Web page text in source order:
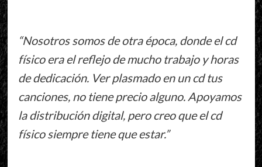
“Nosotros somos de otra época, donde el cd
físico era el reflejo de mucho trabajo y horas
de dedicación. Ver plasmado en un cd tus
canciones, no tiene precio alguno. Apoyamos
la distribución digital, pero creo que el cd
físico siempre tiene que estar.”